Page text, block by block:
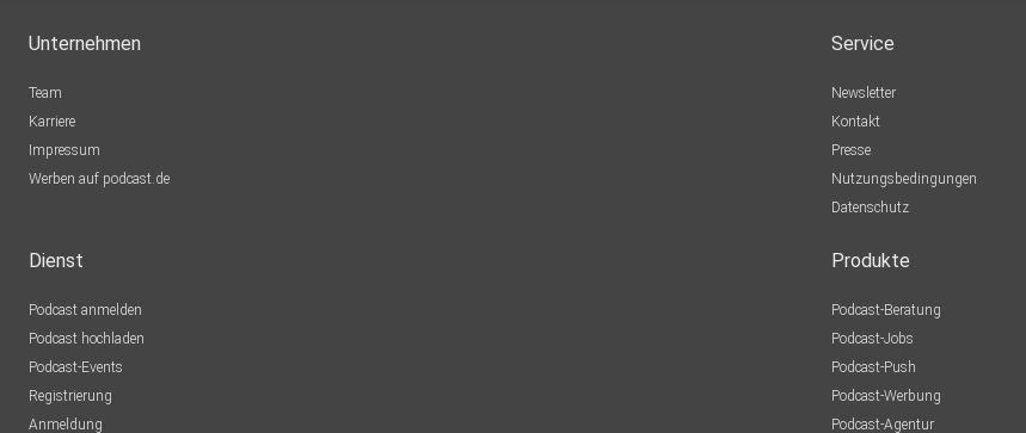
Unternehmen
Team
Karriere
Impressum
Werben auf podcast.de
Service
Newsletter
Kontakt
Presse
Nutzungsbedingungen
Datenschutz
Dienst
Podcast anmelden
Podcast hochladen
Podcast-Events
Registrierung
Anmeldung
Produkte
Podcast-Beratung
Podcast-Jobs
Podcast-Push
Podcast-Werbung
Podcast-Agentur